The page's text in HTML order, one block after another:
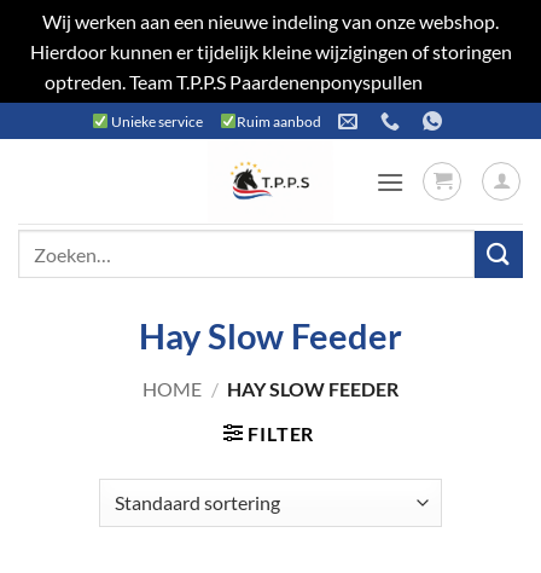
Wij werken aan een nieuwe indeling van onze webshop.
Hierdoor kunnen er tijdelijk kleine wijzigingen of storingen
optreden. Team T.P.P.S Paardenenponyspullen
naar
Unieke service Ruim aanbod
Hay Slow Feeder
HOME / HAY SLOW FEEDER
FILTER